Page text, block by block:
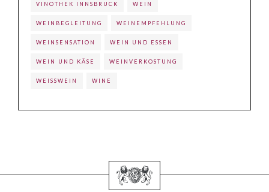
VINOTHEK INNSBRUCK WEIN
WEINBEGLEITUNG WEINEMPFEHLUNG
WEINSENSATION WEIN UND ESSEN
WEIN UND KÄSE WEINVERKOSTUNG
WEISSWEIN WINE